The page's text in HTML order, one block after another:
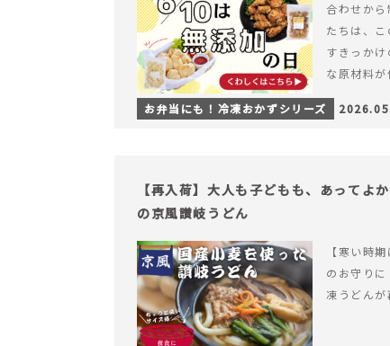
合わせか
たちは、
すきっか
な原材料
つくられ
【6月10日
お弁当にも！冷凍おかずシリーズ
【再入荷】大人も子どもも、あってよ
の京風讃岐うどん
【寒い時
のお守り
凍うどん